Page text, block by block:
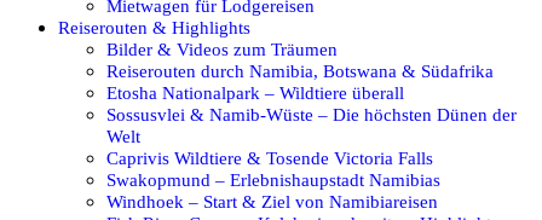
Mietwagen für Lodgereisen
Reiserouten & Highlights
Bilder & Videos zum Träumen
Reiserouten durch Namibia, Botswana & Südafrika
Etosha Nationalpark – Wildtiere überall
Sossusvlei & Namib-Wüste – Die höchsten Dünen der
Welt
Caprivis Wildtiere & Tosende Victoria Falls
Swakopmund – Erlebnishaupstadt Namibias
Windhoek – Start & Ziel von Namibiareisen